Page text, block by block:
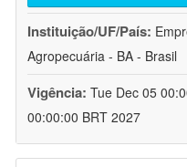
Instituição/UF/País:
Agropecuária - BA - Brasil
Vigência: Tue Dec 05
00:00:00 BRT 2027